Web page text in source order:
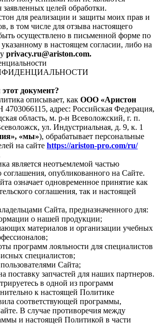
целей обработки.
для реализации и защиты моих прав и
в том числе для отзыва настоящего
осуществлено в письменной форме по
в настоящем согласии, либо на
privacy.ru@ariston.com.
документ?
описывает, как ООО «Аристон
адрес: Российская Федерация,
область, м. р-н Всеволожский, г. п.
ул. Индустриальная, д. 9, к. 1
«мы»), обрабатывает персональные
на сайте https://ariston-pro.com/ru/
является неотъемлемой частью
соглашения, опубликованного на Сайте.
означает одновременное принятие как
соглашения, так и настоящей
Сайта, предназначенного для:
о нашей продукции;
материалов и организации учебных
программ лояльности для специалистов
специалистов;
Сайта;
поставку запчастей для наших партнеров.
в одной из программ
к настоящей Политике
соответствующей программы,
В случае противоречия между
и настоящей Политикой в части